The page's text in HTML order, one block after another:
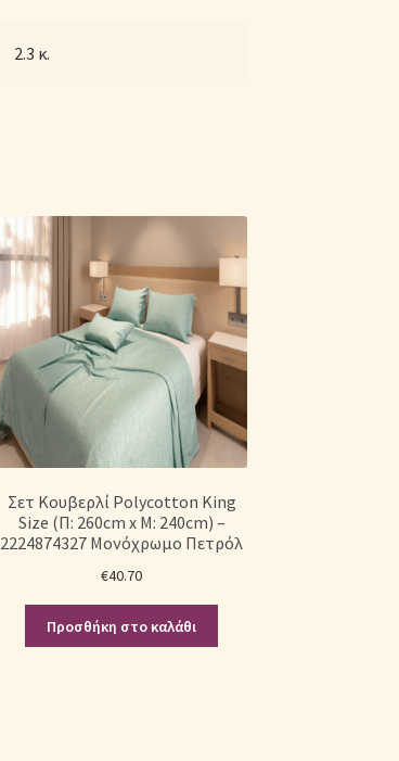
2.3 κ.
Σετ Κουβερλί Polycotton King
Size (Π: 260cm x Μ: 240cm) –
2224874327 Μονόχρωμο Πετρόλ
€40.70
Προσθήκη στο καλάθι